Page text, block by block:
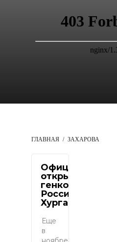
ГЛАВНАЯ ЗАХАРОВА
Официальное
открытия
генконсульства
России в
Хургаде
Еще
в